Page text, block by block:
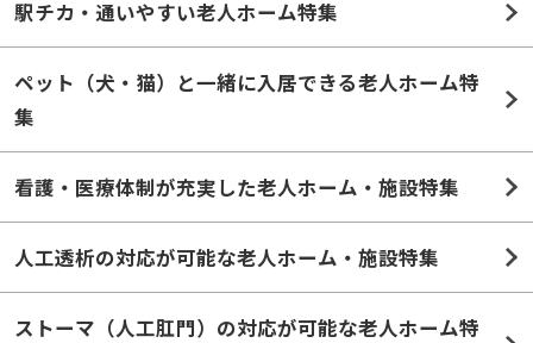
駅チカ・通いやすい老人ホーム特集
ペット（犬・猫）と一緒に入居できる老人ホーム特
集
看護・医療体制が充実した老人ホーム・施設特集
人工透析の対応が可能な老人ホーム・施設特集
ストーマ（人工肛門）の対応が可能な老人ホーム特